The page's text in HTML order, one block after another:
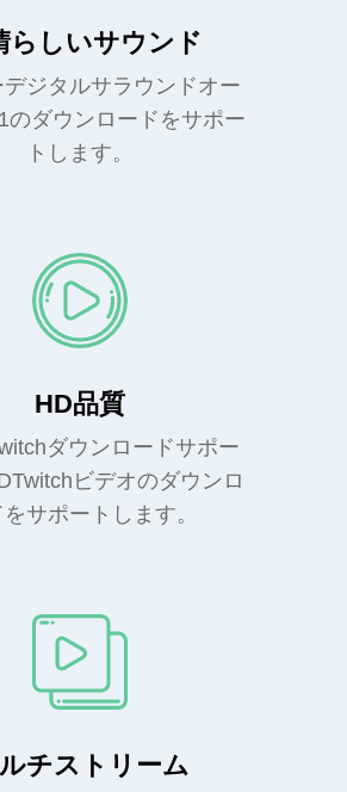
らしいサウンド
デジタルサラウンドオー
のダウンロードをサポー
トします。
HD品質
ダウンロードサポー
ビデオのダウンロ
サポートします。
チストリーム